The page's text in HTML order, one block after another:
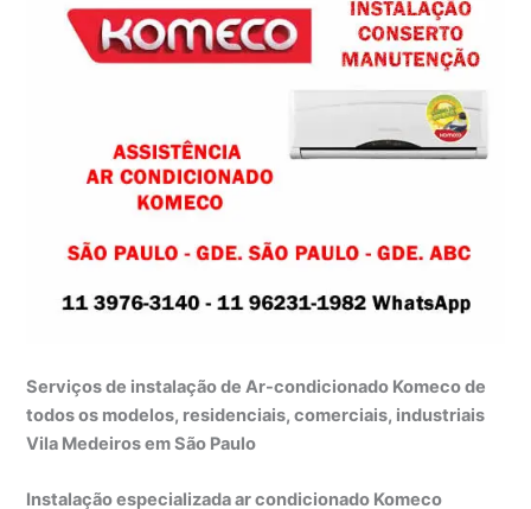
Serviços de instalação de Ar-condicionado Komeco de
todos os modelos, residenciais, comerciais, industriais
Vila Medeiros em São Paulo
Instalação especializada ar condicionado Komeco